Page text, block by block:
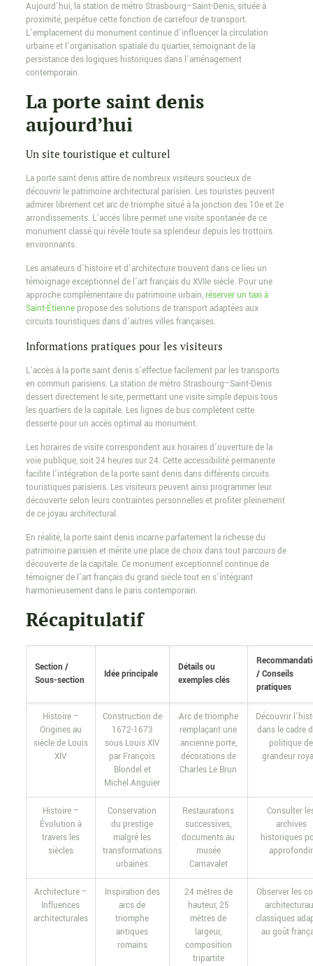
Aujourd’hui, la station de métro Strasbourg–Saint-Denis, située à
proximité, perpétue cette fonction de carrefour de transport.
L’emplacement du monument continue d’influencer la circulation
urbaine et l’organisation spatiale du quartier, témoignant de la
persistance des logiques historiques dans l’aménagement
contemporain.
La porte saint denis
aujourd’hui
Un site touristique et culturel
La porte saint denis attire de nombreux visiteurs soucieux de
découvrir le patrimoine architectural parisien. Les touristes peuvent
admirer librement cet arc de triomphe situé à la jonction des 10e et 2e
arrondissements. L’accès libre permet une visite spontanée de ce
monument classé qui révèle toute sa splendeur depuis les trottoirs
environnants.
Les amateurs d’histoire et d’architecture trouvent dans ce lieu un
témoignage exceptionnel de l’art français du XVIIe siècle. Pour une
approche complémentaire du patrimoine urbain,réserver un taxi à
Saint-Étiennepropose des solutions de transport adaptées aux
circuits touristiques dans d’autres villes françaises.
Informations pratiques pour les visiteurs
L’accès à la porte saint denis s’effectue facilement par les transports
en commun parisiens. La station de métro Strasbourg–Saint-Denis
dessert directement le site, permettant une visite simple depuis tous
les quartiers de la capitale. Les lignes de bus complètent cette
desserte pour un accès optimal au monument.
Les horaires de visite correspondent aux horaires d’ouverture de la
voie publique, soit 24 heures sur 24. Cette accessibilité permanente
facilite l’intégration de la porte saint denis dans différents circuits
touristiques parisiens. Les visiteurs peuvent ainsi programmer leur
découverte selon leurs contraintes personnelles et profiter pleinement
de ce joyau architectural.
En réalité, la porte saint denis incarne parfaitement la richesse du
patrimoine parisien et mérite une place de choix dans tout parcours de
découverte de la capitale. Ce monument exceptionnel continue de
témoigner de l’art français du grand siècle tout en s’intégrant
harmonieusement dans le paris contemporain.
Récapitulatif
Section /
Sous-section
Idée principale
Détails ou
exemples clés
/ Conseils
pratiques
Histoire –
Origines au
siècle de Louis
XIV
Construction de
1672-1673
sous Louis XIV
par François
Blondel et
Michel Anguier
Arc de triomphe
remplaçant une
ancienne porte,
décorations de
Charles Le Brun
Découvrir
dans le cadre
politique de
grandeur
Histoire –
Évolution à
travers les
siècles
Conservation
du prestige
malgré les
transformations
urbaines
Restaurations
successives,
documents au
musée
Carnavalet
Consulter
archives
historiques
approfondir
Architecture –
Influences
architecturales
Inspiration des
arcs de
triomphe
antiques
romains
24 mètres de
hauteur, 25
mètres de
largeur,
composition
tripartite
Observer les
classiques
au goût